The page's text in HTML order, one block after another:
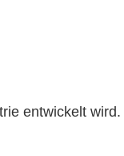
entwickelt wird.